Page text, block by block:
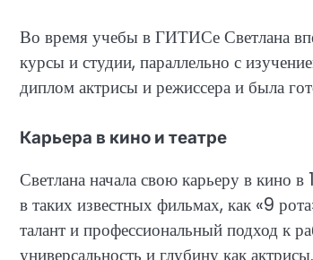
Во время учебы в ГИТИСе Светлана
курсы и студии, параллельно с
диплом актрисы и режиссера и была
Карьера в кино и театре
Светлана начала свою карьеру в кино
в таких известных фильмах, как «9
талант и профессиональный подход к